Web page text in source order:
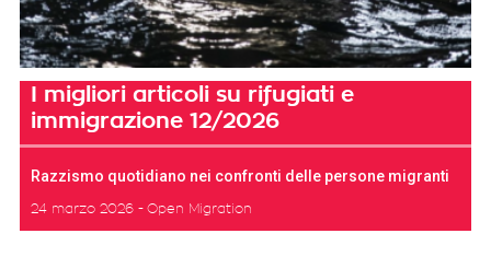
I migliori articoli su rifugiati e
immigrazione 12/2026
Razzismo quotidiano nei confronti delle persone migranti
24 marzo 2026 Open Migration